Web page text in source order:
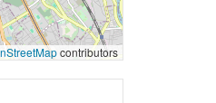
contributors